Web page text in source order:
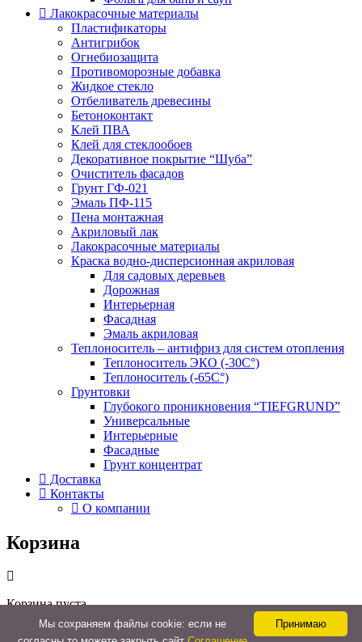
Лакокрасочные материалы
Пластификаторы
Антигрибок
Огнебиозащита
Противоморозные добавка
Жидкое стекло
Отбеливатель древесины
Бетоноконтакт
Клей ПВА
Клей для стеклообоев
Декоративное покрытие “Шуба”
Очиститель фасадов
Грунт ГФ-021
Эмаль ПФ-115
Пена монтажная
Акриловый лак
Лакокрасочные материалы
Краска водно-дисперсионная акриловая
Для садовых деревьев
Дорожная
Интерьерная
Фасадная
Эмаль акриловая
Теплоноситель – антифриз для систем отопления
Теплоноситель ЭКО (-30С°)
Теплоноситель (-65С°)
Грунтовки
Глубокого проникновения “TIEFGRUND”
Универсальные
Интерьерные
Фасадные
Грунт концентрат
Доставка
Контакты
О компании
Корзина
Корзина пуста.
Закрыть
Принимаю
Мы cохраняем файлы cookie: если не